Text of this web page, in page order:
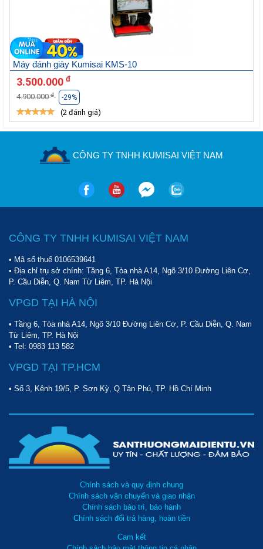
Máy đánh giày Kumisai KMS-10
3.500.000 đ
4.900.000đ -29%
(2 đánh giá)
CÔNG TY TNHH KUMISAI VIỆT NAM
CÔNG TY TNHH KUMISAI VIỆT NAM
• Mã số thuế 0106539641
• Địa chỉ trụ sở chính: Tầng 6, Tòa nhà A14, Ngõ 3/10 Đường Liên Cơ,
P. Cầu Diễn, Q. Nam Từ Liêm, TP. Hà Nội
VPGD TẠI HÀ NỘI
• Tầng 6, Tòa nhà A14, Ngõ 3/10 Đường Liên Cơ, P. Cầu Diễn, Q. Nam
Từ Liêm, TP. Hà Nội
• Tel: 0983 113 582
VPGD TẠI TP.HCM
• Số 3, Kênh 19/5, P. Sơn Kỳ, Q Tân Phú, TP. Hồ Chí Minh
Chính sách và quy định chung
Chính sách vận chuyển và giao nhận
Chính sách bảo trì, bảo hành
Chính sách đổi trả hàng, hoàn tiền
Cam kết